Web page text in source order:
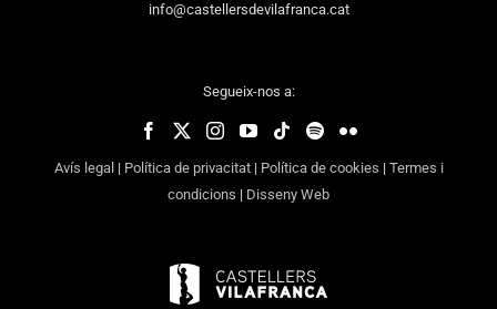
info@castellersdevilafranca.cat
Segueix-nos a:
Avís legal | Política de privacitat| Política de cookies | Termes i
condicions | Disseny Web